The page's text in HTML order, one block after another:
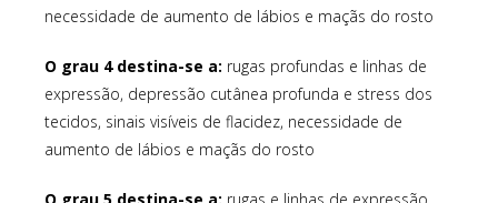
necessidade de aumento de lábios e maçãs do rosto
O grau 4 destina-se a: rugas profundas e linhas de
expressão, depressão cutânea profunda e stress dos
tecidos, sinais visíveis de flacidez, necessidade de
aumento de lábios e maçãs do rosto